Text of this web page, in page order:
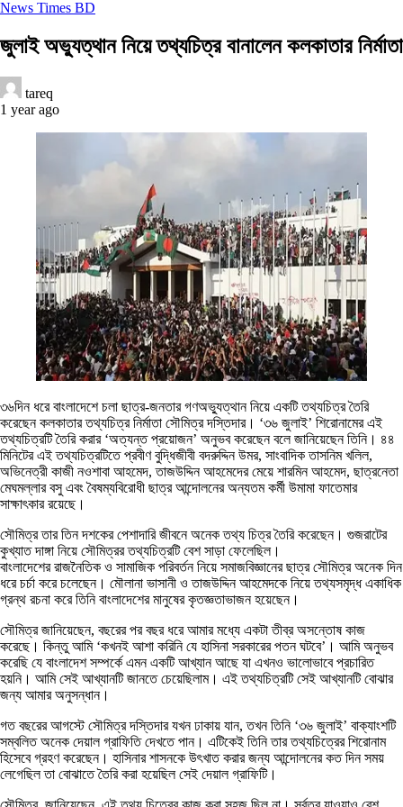
News Times BD
জুলাই অভ্যুত্থান নিয়ে তথ্যচিত্র বানালেন কলকাতার নির্মাতা
tareq
1 year ago
৩৬দিন ধরে বাংলাদেশে চলা ছাত্র-জনতার গণঅভ্যুত্থান নিয়ে একটি তথ্যচিত্র তৈরি
করেছেন কলকাতার তথ্যচিত্র নির্মাতা সৌমিত্র দস্তিদার। ‘৩৬ জুলাই’ শিরোনামের এই
তথ্যচিত্রটি তৈরি করার ‘অত্যন্ত প্রয়োজন’ অনুভব করেছেন বলে জানিয়েছেন তিনি। ৪৪
মিনিটের এই তথ্যচিত্রটিতে প্রবীণ বুদ্ধিজীবী বদরুদ্দিন উমর, সাংবাদিক তাসনিম খলিল,
অভিনেত্রী কাজী নওশাবা আহমেদ, তাজউদ্দিন আহমেদের মেয়ে শারমিন আহমেদ, ছাত্রনেতা
মেঘমল্লার বসু এবং বৈষম্যবিরোধী ছাত্র আন্দোলনের অন্যতম কর্মী উমামা ফাতেমার
সাক্ষাৎকার রয়েছে।
সৌমিত্র তার তিন দশকের পেশাদারি জীবনে অনেক তথ্য চিত্র তৈরি করেছেন। গুজরাটের
কুখ্যাত দাঙ্গা নিয়ে সৌমিত্রর তথ্যচিত্রটি বেশ সাড়া ফেলেছিল।
বাংলাদেশের রাজনৈতিক ও সামাজিক পরিবর্তন নিয়ে সমাজবিজ্ঞানের ছাত্র সৌমিত্র অনেক দিন
ধরে চর্চা করে চলেছেন। মৌলানা ভাসানী ও তাজউদ্দিন আহমেদকে নিয়ে তথ্যসমৃদ্ধ একাধিক
গ্রন্থ রচনা করে তিনি বাংলাদেশের মানুষের কৃতজ্ঞতাভাজন হয়েছেন।
সৌমিত্র জানিয়েছেন, বছরের পর বছর ধরে আমার মধ্যে একটা তীব্র অসন্তোষ কাজ
করেছে। কিন্তু আমি ‘কখনই আশা করিনি যে হাসিনা সরকারের পতন ঘটবে’। আমি অনুভব
করেছি যে বাংলাদেশ সম্পর্কে এমন একটি আখ্যান আছে যা এখনও ভালোভাবে প্রচারিত
হয়নি। আমি সেই আখ্যানটি জানতে চেয়েছিলাম। এই তথ্যচিত্রটি সেই আখ্যানটি বোঝার
জন্য আমার অনুসন্ধান।
গত বছরের আগস্টে সৌমিত্র দস্তিদার যখন ঢাকায় যান, তখন তিনি ‘৩৬ জুলাই’ বাক্যাংশটি
সম্বলিত অনেক দেয়াল গ্রাফিতি দেখতে পান। এটিকেই তিনি তার তথ্যচিত্রের শিরোনাম
হিসেবে গ্রহণ করেছেন। হাসিনার শাসনকে উৎখাত করার জন্য আন্দোলনের কত দিন সময়
লেগেছিল তা বোঝাতে তৈরি করা হয়েছিল সেই দেয়াল গ্রাফিটি।